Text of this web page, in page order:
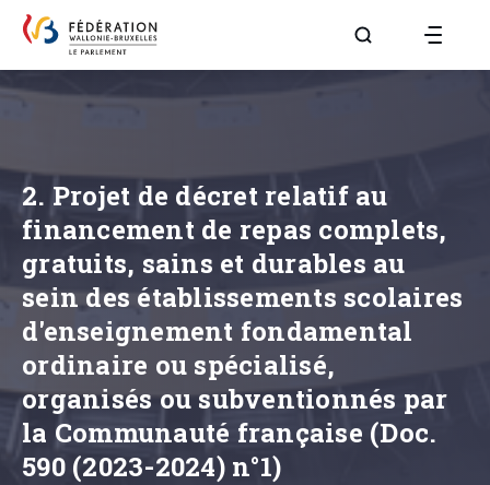
Aller à la page
2. Projet de décret relatif au
financement de repas complets,
gratuits, sains et durables au
sein des établissements scolaires
d'enseignement fondamental
ordinaire ou spécialisé,
organisés ou subventionnés par
la Communauté française (Doc.
590 (2023-2024) n°1)